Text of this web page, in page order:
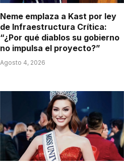
Neme emplaza a Kast por ley
de Infraestructura Crítica:
“¿Por qué diablos su gobierno
no impulsa el proyecto?”
Agosto 4, 2026